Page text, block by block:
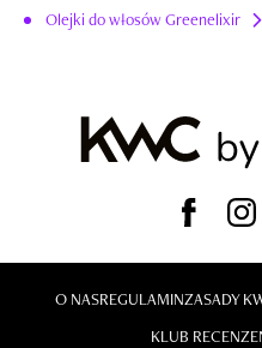
Olejki do włosów Greenelixir
O NASREGULAMINZASADY
KLUB